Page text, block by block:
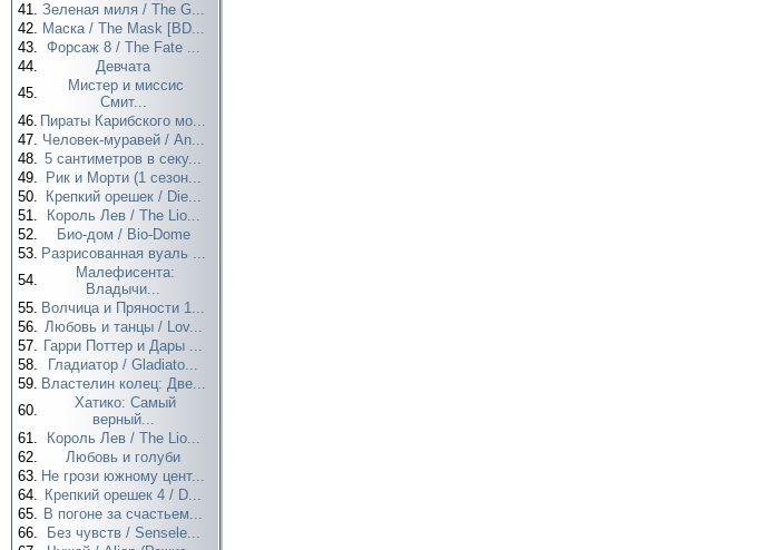
41. Зеленая миля / The G...
42. Маска / The Mask [BD...
43. Форсаж 8 / The Fate ...
44.
Девчата
45.
Мистер и миссис
Смит...
46. Пираты Карибского мо...
47. Человек-муравей / An...
48. 5 сантиметров в секу...
49.
Рик и Морти (1 сезон...
50.
Крепкий орешек / Die...
51.
Король Лев / The Lio...
52.
Био-дом / Bio-Dome
53. Разрисованная вуаль ...
54.
Малефисента:
Владычи...
55. Волчица и Пряности 1...
56. Любовь и танцы / Lov...
57. Гарри Поттер и Дары ...
58.
Гладиатор / Gladiato...
59. Властелин колец: Две...
60.
Хатико: Самый
верный...
61.
Король Лев / The Lio...
62.
Любовь и голуби
63. Не грози южному цент...
64. Крепкий орешек 4 / D...
65. В погоне за счастьем...
66.
Без чувств / Sensele...